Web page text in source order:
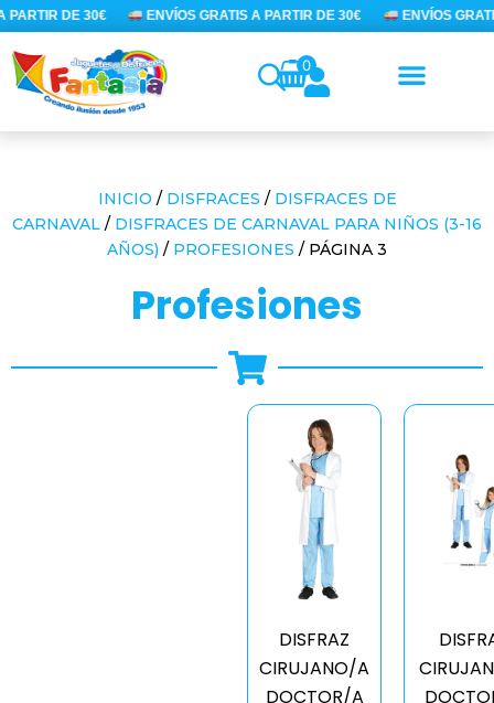
Ir
al
contenido
DE 30€ ENVÍOS GRATIS A PARTIR DE 30€ ENVÍOS
0
INICIO / DISFRACES / DISFRACES DE
CARNAVAL / DISFRACES DE CARNAVAL PARA NIÑOS (3-16
AÑOS) / PROFESIONES / PÁGINA 3
profesiones
DISFRAZ
CIRUJANO/A
DOCTOR/A